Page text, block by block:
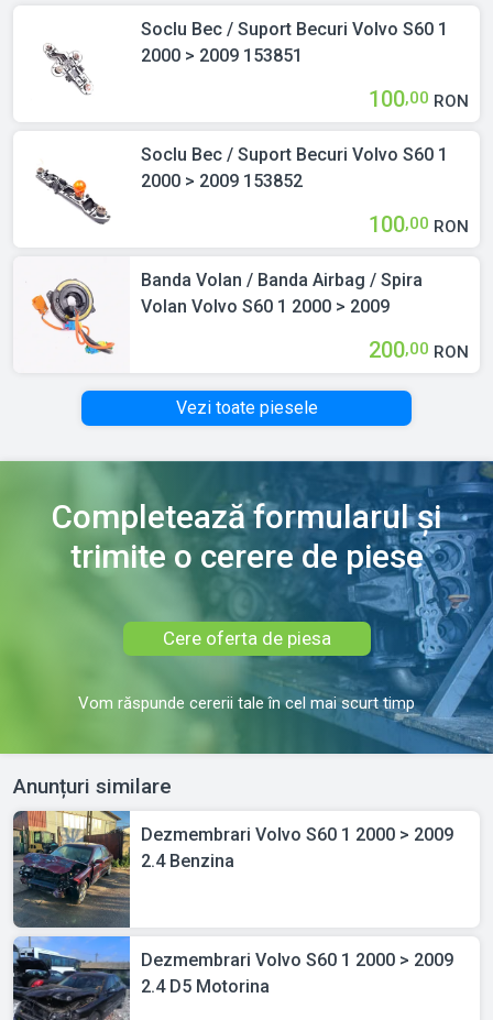
Soclu Bec / Suport Becuri Volvo S60 1
2000 > 2009 153851
100,00 RON
Soclu Bec / Suport Becuri Volvo S60 1
2000 > 2009 153852
100,00 RON
Banda Volan / Banda Airbag / Spira
Volan Volvo S60 1 2000 > 2009
200,00 RON
Vezi toate piesele
Completează formularul și
trimite o cerere de piese
Cere oferta de piesa
Vom răspunde cererii tale în cel mai scurt timp
Anunțuri similare
Dezmembrari Volvo S60 1 2000 > 2009
2.4 Benzina
Dezmembrari Volvo S60 1 2000 > 2009
2.4 D5 Motorina